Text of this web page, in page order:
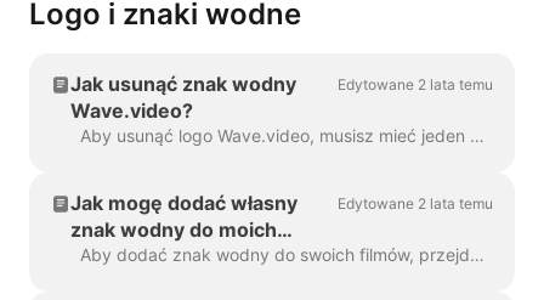
Logo i znaki wodne
Jak usunąć znak wodny
Wave.video?
Edytowane 2 lata temu
Aby usunąć logo Wave.video, musisz mieć jeden z naszych planów. Wszystkie plany można sprawdzić tutaj . W "Moich projektach" kliknij trzy kropki, aby otworzyć Play...
Jak mogę dodać własny
znak wodny do moich
filmów?
Edytowane 2 lata temu
Aby dodać znak wodny do swoich filmów, przejdź do kroku "Znak wodny" i prześlij obraz, który ma być wyświetlany jako znak wodny. Gdy ...